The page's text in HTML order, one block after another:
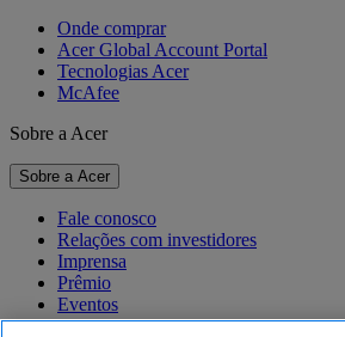
Onde comprar
Acer Global Account Portal
Tecnologias Acer
McAfee
Sobre a Acer
Sobre a Acer
Fale conosco
Relações com investidores
Imprensa
Prêmio
Eventos